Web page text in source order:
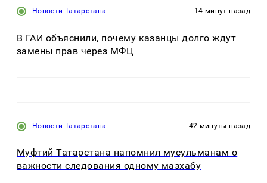
Новости Татарстана 14 минут назад
В ГАИ объяснили, почему казанцы долго ждут
замены прав через МФЦ
Новости Татарстана 42 минуты назад
Муфтий Татарстана напомнил мусульманам о
важности следования одному мазхабу